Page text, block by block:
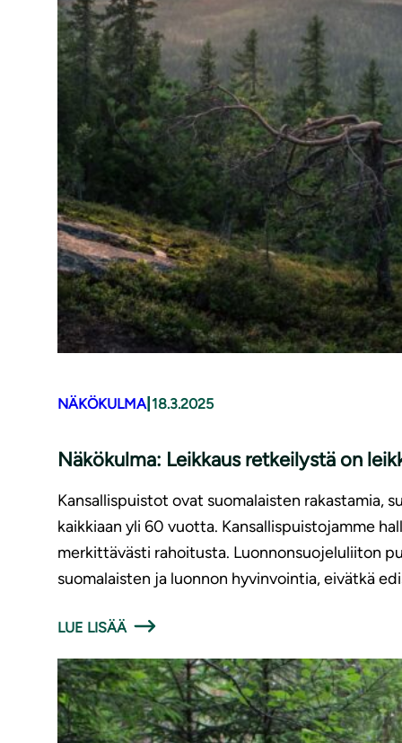
NÄKÖKULMA| 18.3.2025
Näkökulma: Leikkaus retkeilystä on
Kansallispuistot ovat suomalaisten rakastamia,
kaikkiaan yli 60 vuotta. Kansallispuistojamme
merkittävästi rahoitusta. Luonnonsuojeluliiton
suomalaisten ja luonnon hyvinvointia, eivätkä
LUE LISÄÄ